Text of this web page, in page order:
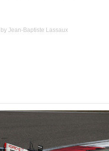
| byJean-Baptiste Lassaux